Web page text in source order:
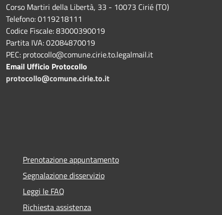
Corso Martiri della Libertà, 33 - 10073 Cirié (TO)
Telefono: 0119218111
Codice Fiscale: 83000390019
Partita IVA: 02084870019
PEC: protocollo@comune.cirie.to.legalmail.it
Email Ufficio Protocollo
protocollo@comune.cirie.to.it
Prenotazione appuntamento
Segnalazione disservizio
Leggi le FAQ
Richiesta assistenza